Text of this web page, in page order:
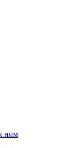
ним